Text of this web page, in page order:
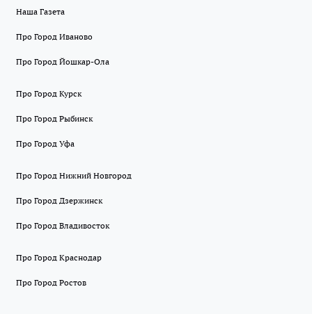
Наша Газета
Про Город Иваново
Про Город Йошкар-Ола
Про Город Курск
Про Город Рыбинск
Про Город Уфа
Про Город Нижний Новгород
Про Город Дзержинск
Про Город Владивосток
Про Город Краснодар
Про Город Ростов